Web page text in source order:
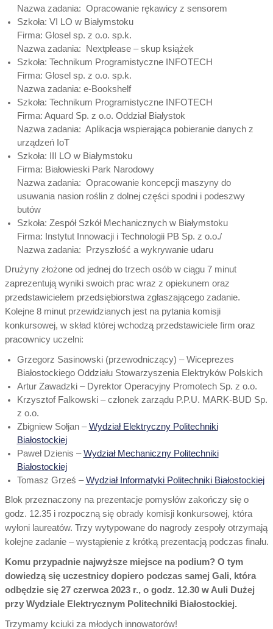
Nazwa zadania: Opracowanie rękawicy z sensorem
Szkoła: VI LO w Białymstoku
Firma: Glosel sp. z o.o. sp.k.
Nazwa zadania: Nextplease – skup książek
Szkoła: Technikum Programistyczne INFOTECH
Firma: Glosel sp. z o.o. sp.k.
Nazwa zadania: e-Bookshelf
Szkoła: Technikum Programistyczne INFOTECH
Firma: Aquard Sp. z o.o. Oddział Białystok
Nazwa zadania: Aplikacja wspierająca pobieranie danych z
urządzeń IoT
Szkoła: III LO w Białymstoku
Firma: Białowieski Park Narodowy
Nazwa zadania: Opracowanie koncepcji maszyny do
usuwania nasion roślin z dolnej części spodni i podeszwy
butów
Szkoła: Zespół Szkół Mechanicznych w Białymstoku
Firma: Instytut Innowacji i Technologii PB Sp. z o.o./
Nazwa zadania: Przyszłość a wykrywanie udaru
Drużyny złożone od jednej do trzech osób w ciągu 7 minut
zaprezentują wyniki swoich prac wraz z opiekunem oraz
przedstawicielem przedsiębiorstwa zgłaszającego zadanie.
Kolejne 8 minut przewidzianych jest na pytania komisji
konkursowej, w skład której wchodzą przedstawiciele firm oraz
pracownicy uczelni:
Grzegorz Sasinowski (przewodniczący) – Wiceprezes
Białostockiego Oddziału Stowarzyszenia Elektryków Polskich
Artur Zawadzki – Dyrektor Operacyjny Promotech Sp. z o.o.
Krzysztof Falkowski – członek zarządu P.P.U. MARK-BUD Sp.
z o.o.
Zbigniew Sołjan –Wydział Elektryczny Politechniki
Białostockiej
Paweł Dzienis –Wydział Mechaniczny Politechniki
Białostockiej
Tomasz Grześ –Wydział Informatyki Politechniki Białostockiej
Blok przeznaczony na prezentacje pomysłów zakończy się o
godz. 12.35 i rozpoczną się obrady komisji konkursowej, która
wyłoni laureatów. Trzy wytypowane do nagrody zespoły otrzymają
kolejne zadanie – wystąpienie z krótką prezentacją podczas finału.
Komu przypadnie najwyższe miejsce na podium? O tym
dowiedzą się uczestnicy dopiero podczas samej Gali, która
odbędzie się 27 czerwca 2023 r., o godz. 12.30 w Auli Dużej
przy Wydziale Elektrycznym Politechniki Białostockiej.
Trzymamy kciuki za młodych innowatorów!